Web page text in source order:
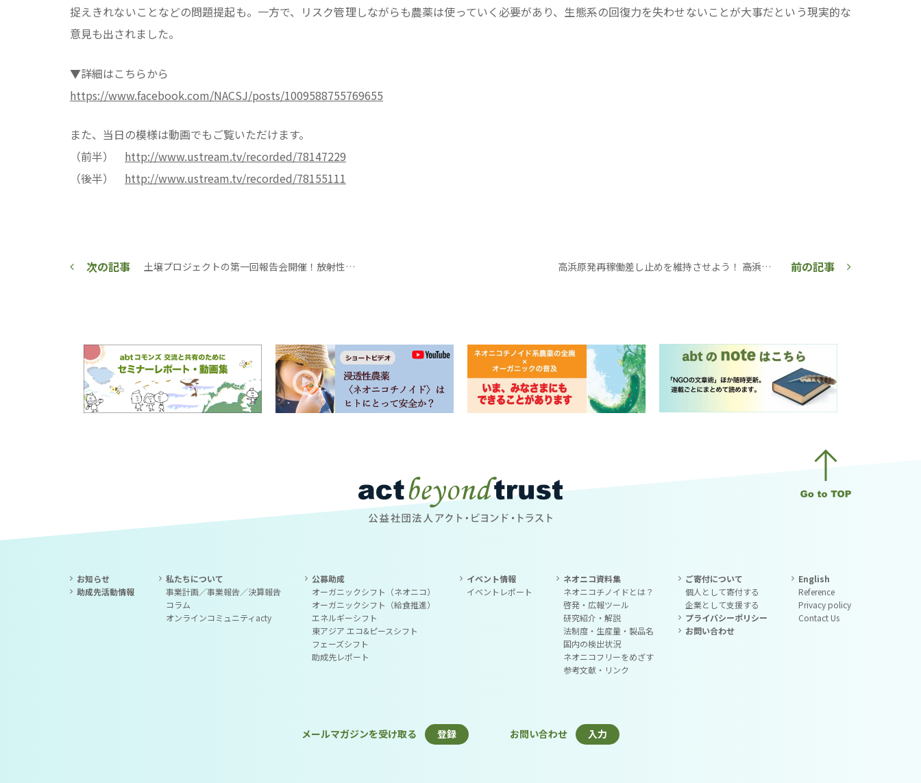
捉えきれないことなどの問題提起も。一方で、リスク管理しながらも農薬は使っていく必要があり、生態系の回復力を失わせないことが大事だという現実的な
意見も出されました。
▼詳細はこちらから
https://www.facebook.com/NACSJ/posts/1009588755769655
また、当日の模様は動画でもご覧いただけます。
（前半） http://www.ustream.tv/recorded/78147229
（後半） http://www.ustream.tv/recorded/78155111
次の記事 土壌プロジェクトの第一回報告会開催！​――​放射性セシウムを数値で色分けしたマップも公開【みんなのデータサイト運営委員会】 前の記事
高浜原発再稼働差し止めを維持させよう！ ――高浜原発運転差し止め異議審終結【グリーンアクション】
公益社団法人アクト・ビヨンド・トラスト
お知らせ
助成先活動情報
私たちについて
事業計画／事業報告／決算報告
コラム
オンラインコミュニティacty
公募助成
オーガニックシフト（ネオニコ）
オーガニックシフト（給食推進）
エネルギーシフト
東アジア エコ&ピースシフト
フェーズシフト
助成先レポート
イベント情報
イベントレポート
ネオニコ資料集
ネオニコチノイドとは？
啓発・広報ツール
研究紹介・解説
法制度・生産量・製品名
国内の検出状況
ネオニコフリーをめざす
参考文献・リンク
ご寄付について
個人として寄付する
企業として支援する
プライバシーポリシー
お問い合わせ
English
Reference
Privacy policy
Contact Us
メールマガジンを受け取る 登録 お問い合わせ 入力